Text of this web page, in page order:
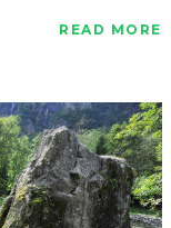
READ MORE